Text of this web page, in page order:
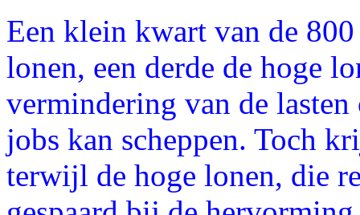
Een klein kwart van de
lonen, een derde de hoge
vermindering van de
jobs kan scheppen. Toch
terwijl de hoge lonen, die